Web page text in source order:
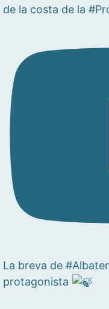
de la costa de la
La breva de
protagonista